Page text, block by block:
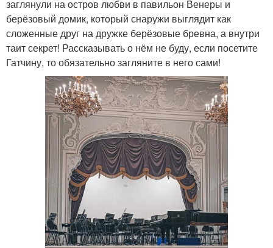
заглянули на остров любви в павильон Венеры и
берёзовый домик, который снаружи выглядит как
сложенные друг на дружке берёзовые бревна, а внутри
таит секрет! Рассказывать о нём не буду, если посетите
Гатчину, то обязательно загляните в него сами!